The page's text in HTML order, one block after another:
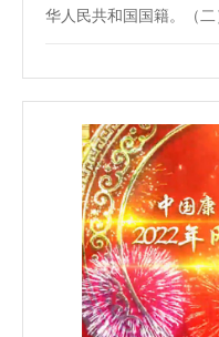
华人民共和国国籍。（二
信”，做到“两个维护”，